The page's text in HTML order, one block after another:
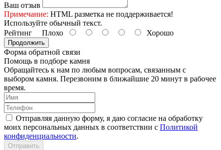
Ваш отзыв
Примечание: HTML разметка не поддерживается!
Используйте обычный текст.
Рейтинг Плохо Хорошо
Продолжить
Форма обратной связи
Помощь в подборе камня
Обращайтесь к нам по любым вопросам, связанным с
выбором камня. Перезвоним в ближайшие 20 минут в рабочее
время.
Отправляя данную форму, я даю согласие на обработку
моих персональных данных в соответствии с Политикой
конфиденциальности.
Отправить